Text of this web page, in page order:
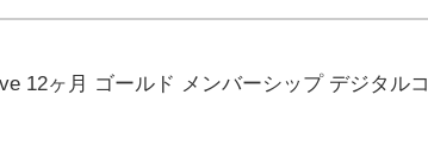
12ヶ月 ゴールド メンバーシップ デジタルコ